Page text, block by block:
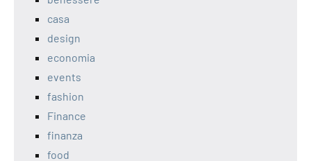
casa
design
economia
events
fashion
Finance
finanza
food